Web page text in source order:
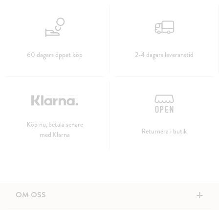
60 dagars öppet köp 2-4 dagars leveranstid
Köp nu, betala senare
med Klarna
Returnera i butik
OM OSS +